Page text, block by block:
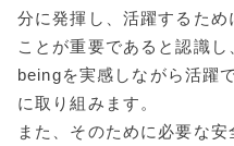
分に発揮し、活躍するた
ことが重要であると認識
beingを実感しながら活躍
に取り組みます。
また、そのために必要な